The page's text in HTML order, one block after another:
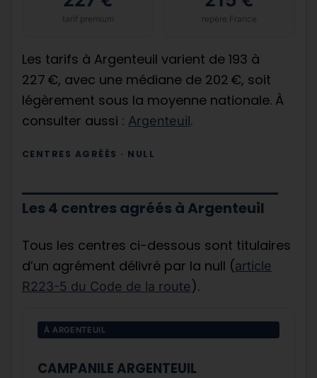
tarif premium repère France
Les tarifs à Argenteuil varient de 193 à
227 €, avec une médiane de 202 €, soit
légèrement sous la moyenne nationale. À
consulter aussi : Argenteuil.
CENTRES AGRÉÉS · NULL
Les 4 centres agréés à Argenteuil
Tous les centres ci-dessous sont titulaires
d’un agrément délivré par la null (article
R223-5 du Code de la route).
À ARGENTEUIL
CAMPANILE ARGENTEUIL